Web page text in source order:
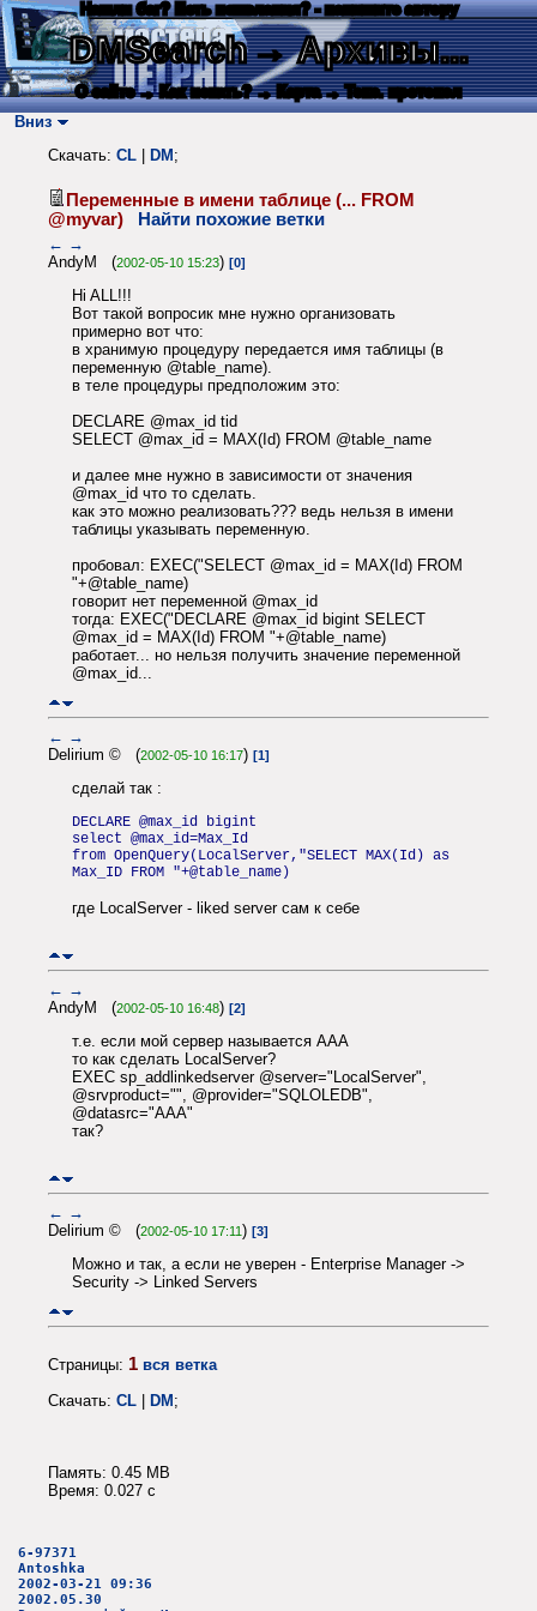
Нашли баг? Есть пожелания? - напишите автору
DMSearch→ Архивы...
О сайте → Как искать? → Карта → Текс. протокол
Вниз
Скачать: CL DM ;
Переменные в имени таблице (... FROM
@myvar)
Найти похожие ветки
← →
AndyM (2002-05-10 15:23) [0]
Hi ALL!!!
Вот такой вопросик мне нужно организовать
примерно вот что:
в хранимую процедуру передается имя таблицы (в
переменную @table_name).
в теле процедуры предположим это:
DECLARE @max_id tid
SELECT @max_id = MAX(Id) FROM @table_name
и далее мне нужно в зависимости от значения
@max_id что то сделать.
как это можно реализовать??? ведь нельзя в имени
таблицы указывать переменную.
пробовал: EXEC("SELECT @max_id = MAX(Id) FROM
"+@table_name)
говорит нет переменной @max_id
тогда: EXEC("DECLARE @max_id bigint SELECT
@max_id = MAX(Id) FROM "+@table_name)
работает... но нельзя получить значение переменной
@max_id...
← →
Delirium © (2002-05-10 16:17) [1]
сделай так :
DECLARE @max_id bigint
select @max_id=Max_Id
from OpenQuery(LocalServer,"SELECT MAX(Id) as
Max_ID FROM "+@table_name)
где LocalServer - liked server сам к себе
← →
AndyM (2002-05-10 16:48) [2]
т.е. если мой сервер называется AAA
то как сделать LocalServer?
EXEC sp_addlinkedserver @server="LocalServer",
@srvproduct="", @provider="SQLOLEDB",
@datasrc="AAA"
так?
← →
Delirium © (2002-05-10 17:11) [3]
Можно и так, а если не уверен - Enterprise Manager ->
Security -> Linked Servers
Страницы: 1 вся ветка
Скачать: CL | DM;
Память: 0.45 MB
Время: 0.027 c
6-97371
Antoshka
2002-03-21 09:36
2002.05.30